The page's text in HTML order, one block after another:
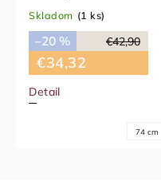
Skladom (1 ks)
€42,90
–20 %
€34,32
Detail
74 cm